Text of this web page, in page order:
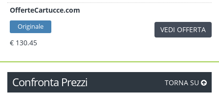
OfferteCartucce.com
Originale
€ 130.45
VEDI OFFERTA
Confronta Prezzi TORNA SU